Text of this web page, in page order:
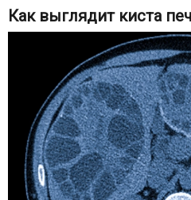
Как выглядит киста